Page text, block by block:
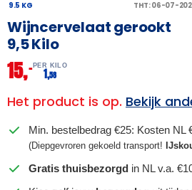
9.5 KG THT: 06-07-
Wijncervelaat gerookt
9,5 Kilo
15,– PER KILO
1,58
Het product is op. Bekijk
Min. bestelbedrag €25: Kosten NL
(Diepgevroren gekoeld transport!
Gratis thuisbezorgd in NL v.a.